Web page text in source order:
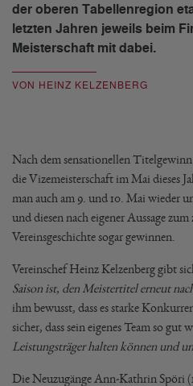
der oberen Tabellenregion
letzten Jahren jeweils beim
Meisterschaft mit dabei.
VON HEINZ KELZENBERG
Nach dem sensationellen
die Vizemeisterschaft im Mai dieses
man auch am 9. und 10. Mai wieder
und diesen nach eigener Aussage
Vereinsgeschichte sogar gewinnen.
Vereinschef Heinz Kelzenberg gibt
Saison ist, den Meistertitel erneut
ihm bewusst, dass es starke
sicher, dass sein eigenes Team so gut
Leistungsträger halten können und
Die Neuzugänge Ann-Kathrin Spöri